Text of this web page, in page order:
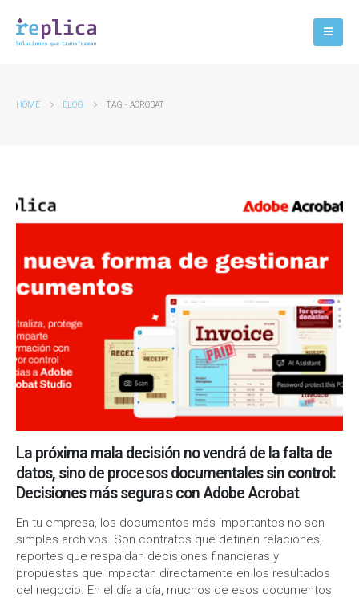
HOME BLOG TAG - ACROBAT
La próxima mala decisión no vendrá de la falta de
datos, sino de procesos documentales sin control:
Decisiones más seguras con Adobe Acrobat
En tu empresa, los documentos más importantes no son
simples archivos. Son contratos que definen relaciones,
reportes que respaldan decisiones financieras y
propuestas que impactan directamente en los resultados
del negocio. En el día a día, muchos de esos documentos